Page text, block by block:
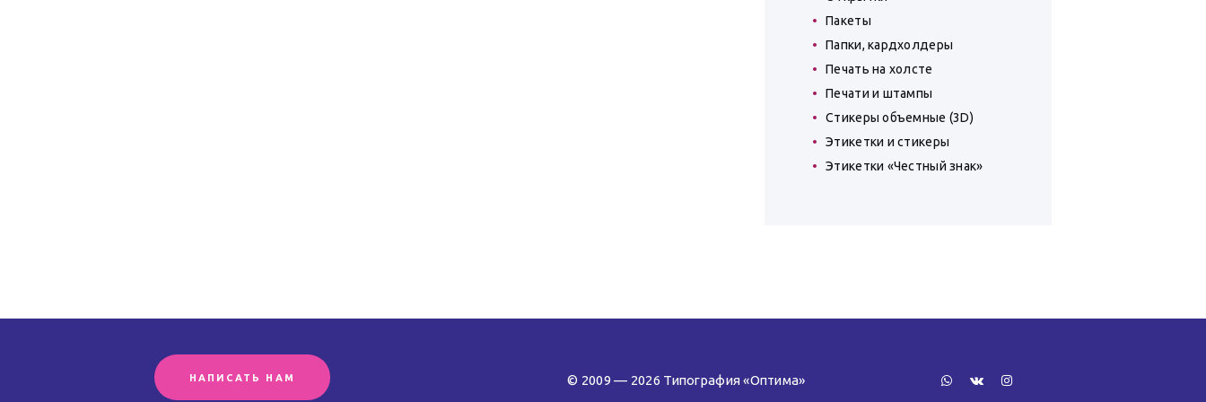
Пакеты
Папки, кардхолдеры
Печать на холсте
Печати и штампы
Стикеры объемные (3D)
Этикетки и стикеры
Этикетки «Честный знак»
НАПИСАТЬ НАМ © 2009 — 2026 Типография «Оптима»